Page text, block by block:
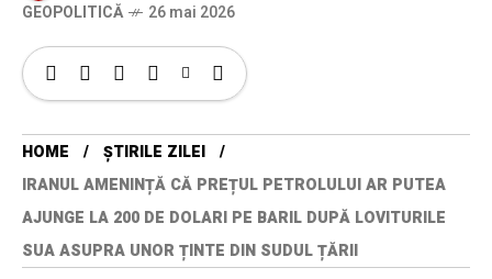
GEOPOLITICĂ
26 mai 2026
HOME
ȘTIRILE ZILEI
IRANUL AMENINȚĂ CĂ PREȚUL PETROLULUI AR PUTEA
AJUNGE LA 200 DE DOLARI PE BARIL DUPĂ LOVITURILE
SUA ASUPRA UNOR ȚINTE DIN SUDUL ȚĂRII